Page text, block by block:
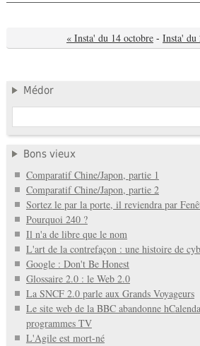
« Insta' du 14 octobre - Insta' du
Médor
Bons vieux
Comparatif Chine/Japon, partie 1
Comparatif Chine/Japon, partie 2
Sortez le par la porte, il reviendra par
Pourquoi 240 ?
Il n'a de libre que le nom
L'art de la contrefaçon : une histoire de
Google : Don't Be Honest
Glossaire 2.0 : le Web 2.0
La SNCF 2.0 parle aux Grands Voyageurs
Le site web de la BBC abandonne
programmes TV
L'Agile est mort-né